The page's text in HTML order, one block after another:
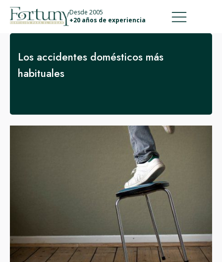
911 887 226
Desde 2005
+20 años de experiencia
Los accidentes domésticos más
habituales